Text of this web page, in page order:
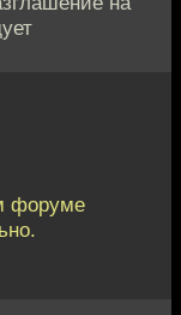
форуме